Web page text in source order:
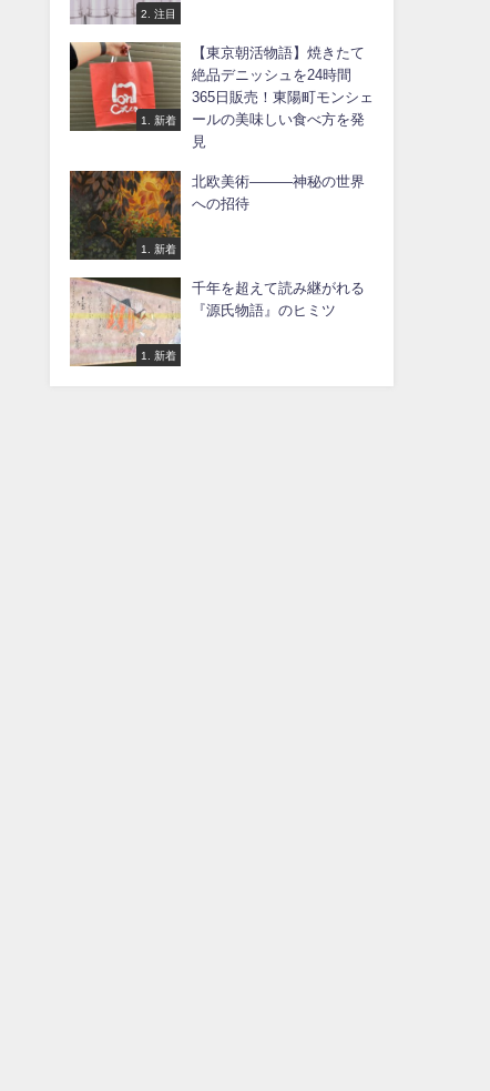
2. 注目
1. 新着
【東京朝活物語】焼きたて
絶品デニッシュを24時間
365日販売！東陽町モンシェ
ールの美味しい食べ方を発
見
1. 新着
北欧美術―――神秘の世界
への招待
1. 新着
千年を超えて読み継がれる
『源氏物語』のヒミツ